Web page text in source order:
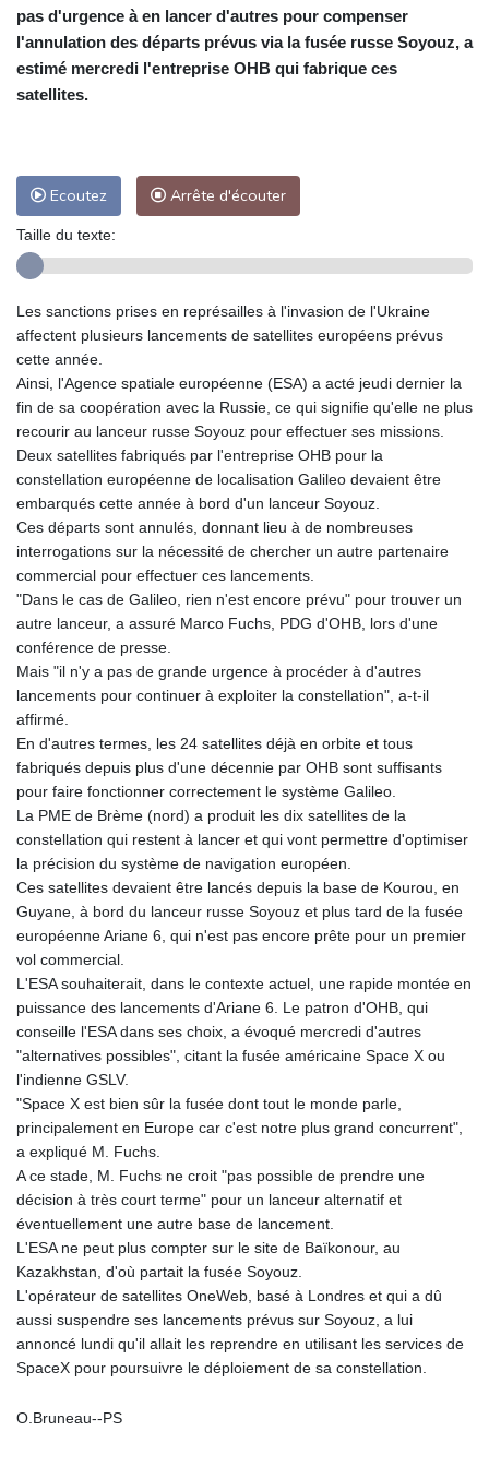
pas d'urgence à en lancer d'autres pour compenser
l'annulation des départs prévus via la fusée russe Soyouz, a
estimé mercredi l'entreprise OHB qui fabrique ces
satellites.
Ecoutez Arrête d'écouter
Taille du texte:
Les sanctions prises en représailles à l'invasion de l'Ukraine
affectent plusieurs lancements de satellites européens prévus
cette année.
Ainsi, l'Agence spatiale européenne (ESA) a acté jeudi dernier la
fin de sa coopération avec la Russie, ce qui signifie qu'elle ne plus
recourir au lanceur russe Soyouz pour effectuer ses missions.
Deux satellites fabriqués par l'entreprise OHB pour la
constellation européenne de localisation Galileo devaient être
embarqués cette année à bord d'un lanceur Soyouz.
Ces départs sont annulés, donnant lieu à de nombreuses
interrogations sur la nécessité de chercher un autre partenaire
commercial pour effectuer ces lancements.
"Dans le cas de Galileo, rien n'est encore prévu" pour trouver un
autre lanceur, a assuré Marco Fuchs, PDG d'OHB, lors d'une
conférence de presse.
Mais "il n'y a pas de grande urgence à procéder à d'autres
lancements pour continuer à exploiter la constellation", a-t-il
affirmé.
En d'autres termes, les 24 satellites déjà en orbite et tous
fabriqués depuis plus d'une décennie par OHB sont suffisants
pour faire fonctionner correctement le système Galileo.
La PME de Brème (nord) a produit les dix satellites de la
constellation qui restent à lancer et qui vont permettre d'optimiser
la précision du système de navigation européen.
Ces satellites devaient être lancés depuis la base de Kourou, en
Guyane, à bord du lanceur russe Soyouz et plus tard de la fusée
européenne Ariane 6, qui n'est pas encore prête pour un premier
vol commercial.
L'ESA souhaiterait, dans le contexte actuel, une rapide montée en
puissance des lancements d'Ariane 6. Le patron d'OHB, qui
conseille l'ESA dans ses choix, a évoqué mercredi d'autres
"alternatives possibles", citant la fusée américaine Space X ou
l'indienne GSLV.
"Space X est bien sûr la fusée dont tout le monde parle,
principalement en Europe car c'est notre plus grand concurrent",
a expliqué M. Fuchs.
A ce stade, M. Fuchs ne croit "pas possible de prendre une
décision à très court terme" pour un lanceur alternatif et
éventuellement une autre base de lancement.
L'ESA ne peut plus compter sur le site de Baïkonour, au
Kazakhstan, d'où partait la fusée Soyouz.
L'opérateur de satellites OneWeb, basé à Londres et qui a dû
aussi suspendre ses lancements prévus sur Soyouz, a lui
annoncé lundi qu'il allait les reprendre en utilisant les services de
SpaceX pour poursuivre le déploiement de sa constellation.
O.Bruneau--PS